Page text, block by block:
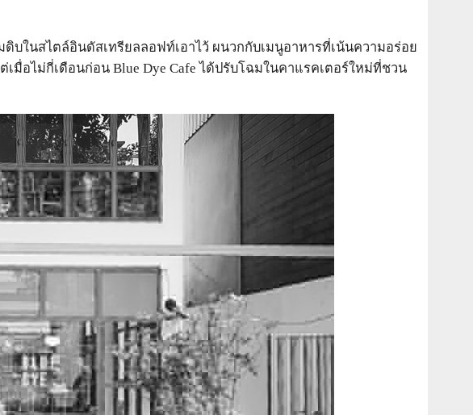
ดิบในสไตล์อินดัสเทรียลลอฟท์เอาไว้ ผนวกกับเมนูอาหารที่เน้นความอร่อย
มื่อไม่กี่เดือนก่อน Blue Dye Cafe ได้ปรับโฉมในคาแรคเตอร์ใหม่ที่ชวน